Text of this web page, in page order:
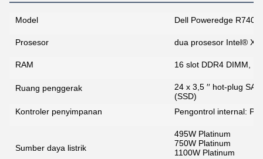
Model Dell Poweredge
Prosesor dua prosesor Intel®
RAM 16 slot DDR4 DIMM,
Ruang penggerak
24 x 3,5 ′′ hot-plug
(SSD)
Kontroler penyimpanan
Pengontrol internal:
Sumber daya listrik
495W Platinum
750W Platinum
1100W Platinum